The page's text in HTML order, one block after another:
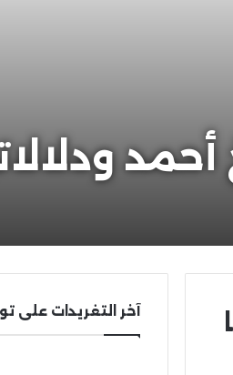
آخر التغريدات على